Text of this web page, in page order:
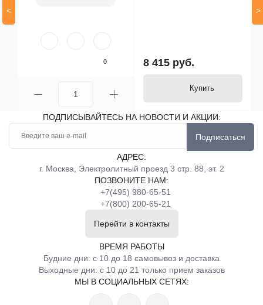
<
0 8 415 руб.
Купить
>
ПОДПИСЫВАЙТЕСЬ НА НОВОСТИ И АКЦИИ:
Подписаться
АДРЕС:
г. Москва, Электролитный проезд 3 стр. 88, эт. 2
ПОЗВОНИТЕ НАМ:
+7(495) 980-65-51
+7(800) 200-65-21
Перейти в контакты
ВРЕМЯ РАБОТЫ
Будние дни: с 10 до 18 самовывоз и доставка
Выходные дни: с 10 до 21 только прием заказов
МЫ В СОЦИАЛЬНЫХ СЕТЯХ: